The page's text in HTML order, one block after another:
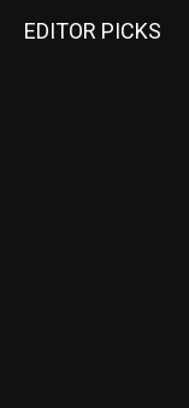
EDITOR PICKS